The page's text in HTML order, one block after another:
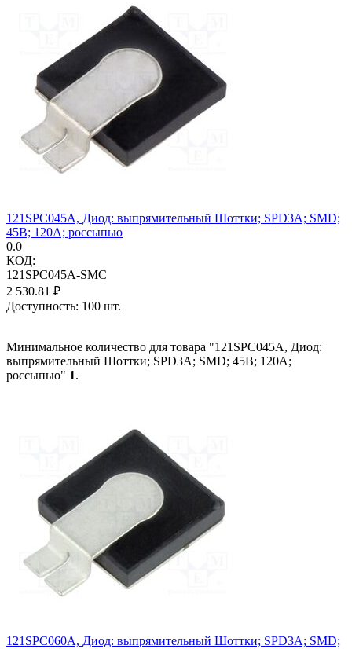
121SPC045A, Диод: выпрямительный Шоттки; SPD3A; SMD;
45В; 120А; россыпью
0.0
КОД:
121SPC045A-SMC
2 530.81 ₽
Доступность: 100 шт.
Минимальное количество для товара "121SPC045A, Диод:
выпрямительный Шоттки; SPD3A; SMD; 45В; 120А;
россыпью" 1.
121SPC060A, Диод: выпрямительный Шоттки; SPD3A; SMD;